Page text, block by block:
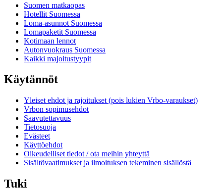
Suomen matkaopas
Hotellit Suomessa
Loma-asunnot Suomessa
Lomapaketit Suomessa
Kotimaan lennot
Autonvuokraus Suomessa
Kaikki majoitustyypit
Käytännöt
Yleiset ehdot ja rajoitukset (pois lukien Vrbo-varaukset)
Vrbon sopimusehdot
Saavutettavuus
Tietosuoja
Evästeet
Käyttöehdot
Oikeudelliset tiedot / ota meihin yhteyttä
Sisältövaatimukset ja ilmoituksen tekeminen sisällöstä
Tuki